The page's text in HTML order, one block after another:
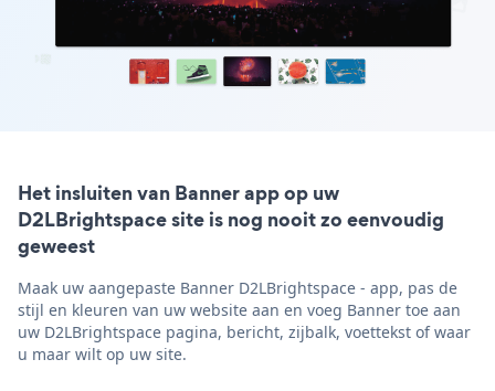
Het insluiten van Banner app op uw
D2LBrightspace site is nog nooit zo eenvoudig
geweest
Maak uw aangepaste Banner D2LBrightspace - app, pas de
stijl en kleuren van uw website aan en voeg Banner toe aan
uw D2LBrightspace pagina, bericht, zijbalk, voettekst of waar
u maar wilt op uw site.